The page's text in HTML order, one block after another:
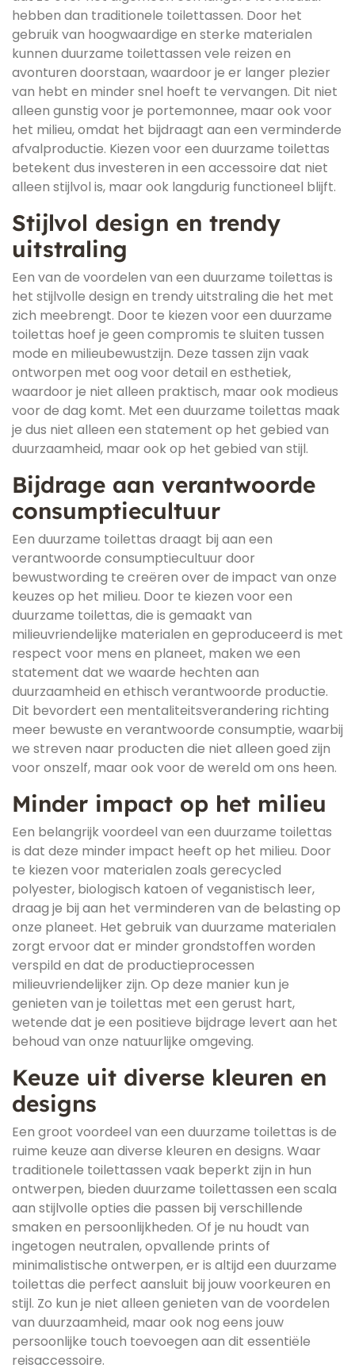
hebben dan traditionele toilettassen. Door het
gebruik van hoogwaardige en sterke materialen
kunnen duurzame toilettassen vele reizen en
avonturen doorstaan, waardoor je er langer plezier
van hebt en minder snel hoeft te vervangen. Dit niet
alleen gunstig voor je portemonnee, maar ook voor
het milieu, omdat het bijdraagt aan een verminderde
afvalproductie. Kiezen voor een duurzame toilettas
betekent dus investeren in een accessoire dat niet
alleen stijlvol is, maar ook langdurig functioneel blijft.
Stijlvol design en trendy
uitstraling
Een van de voordelen van een duurzame toilettas is
het stijlvolle design en trendy uitstraling die het met
zich meebrengt. Door te kiezen voor een duurzame
toilettas hoef je geen compromis te sluiten tussen
mode en milieubewustzijn. Deze tassen zijn vaak
ontworpen met oog voor detail en esthetiek,
waardoor je niet alleen praktisch, maar ook modieus
voor de dag komt. Met een duurzame toilettas maak
je dus niet alleen een statement op het gebied van
duurzaamheid, maar ook op het gebied van stijl.
Bijdrage aan verantwoorde
consumptiecultuur
Een duurzame toilettas draagt bij aan een
verantwoorde consumptiecultuur door
bewustwording te creëren over de impact van onze
keuzes op het milieu. Door te kiezen voor een
duurzame toilettas, die is gemaakt van
milieuvriendelijke materialen en geproduceerd is met
respect voor mens en planeet, maken we een
statement dat we waarde hechten aan
duurzaamheid en ethisch verantwoorde productie.
Dit bevordert een mentaliteitsverandering richting
meer bewuste en verantwoorde consumptie, waarbij
we streven naar producten die niet alleen goed zijn
voor onszelf, maar ook voor de wereld om ons heen.
Minder impact op het milieu
Een belangrijk voordeel van een duurzame toilettas
is dat deze minder impact heeft op het milieu. Door
te kiezen voor materialen zoals gerecycled
polyester, biologisch katoen of veganistisch leer,
draag je bij aan het verminderen van de belasting op
onze planeet. Het gebruik van duurzame materialen
zorgt ervoor dat er minder grondstoffen worden
verspild en dat de productieprocessen
milieuvriendelijker zijn. Op deze manier kun je
genieten van je toilettas met een gerust hart,
wetende dat je een positieve bijdrage levert aan het
behoud van onze natuurlijke omgeving.
Keuze uit diverse kleuren en
designs
Een groot voordeel van een duurzame toilettas is de
ruime keuze aan diverse kleuren en designs. Waar
traditionele toilettassen vaak beperkt zijn in hun
ontwerpen, bieden duurzame toilettassen een scala
aan stijlvolle opties die passen bij verschillende
smaken en persoonlijkheden. Of je nu houdt van
ingetogen neutralen, opvallende prints of
minimalistische ontwerpen, er is altijd een duurzame
toilettas die perfect aansluit bij jouw voorkeuren en
stijl. Zo kun je niet alleen genieten van de voordelen
van duurzaamheid, maar ook nog eens jouw
persoonlijke touch toevoegen aan dit essentiële
reisaccessoire.